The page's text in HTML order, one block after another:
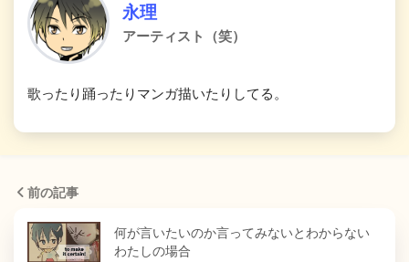
永理
アーティスト（笑）
歌ったり踊ったりマンガ描いたりしてる。
前の記事
何が言いたいのか言ってみないとわからない
わたしの場合